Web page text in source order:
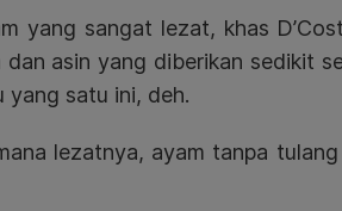
yang sangat lezat, khas
dan asin yang diberikan sedikit
yang satu ini, deh.
lezatnya, ayam tanpa